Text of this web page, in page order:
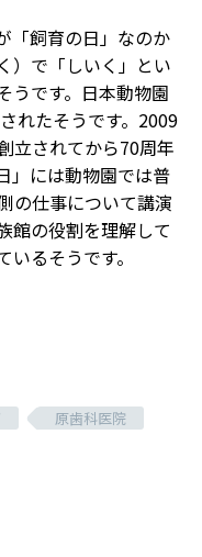
「飼育の日」なのか
）で「しいく」とい
うです。日本動物園
れたそうです。2009
立されてから70周年
」には動物園では普
の仕事について講演
館の役割を理解して
るそうです。
原歯科医院